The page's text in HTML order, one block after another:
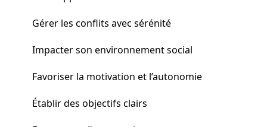
Gérer les conflits avec sérénité
Impacter son environnement social
Favoriser la motivation et l’autonomie
Établir des objectifs clairs